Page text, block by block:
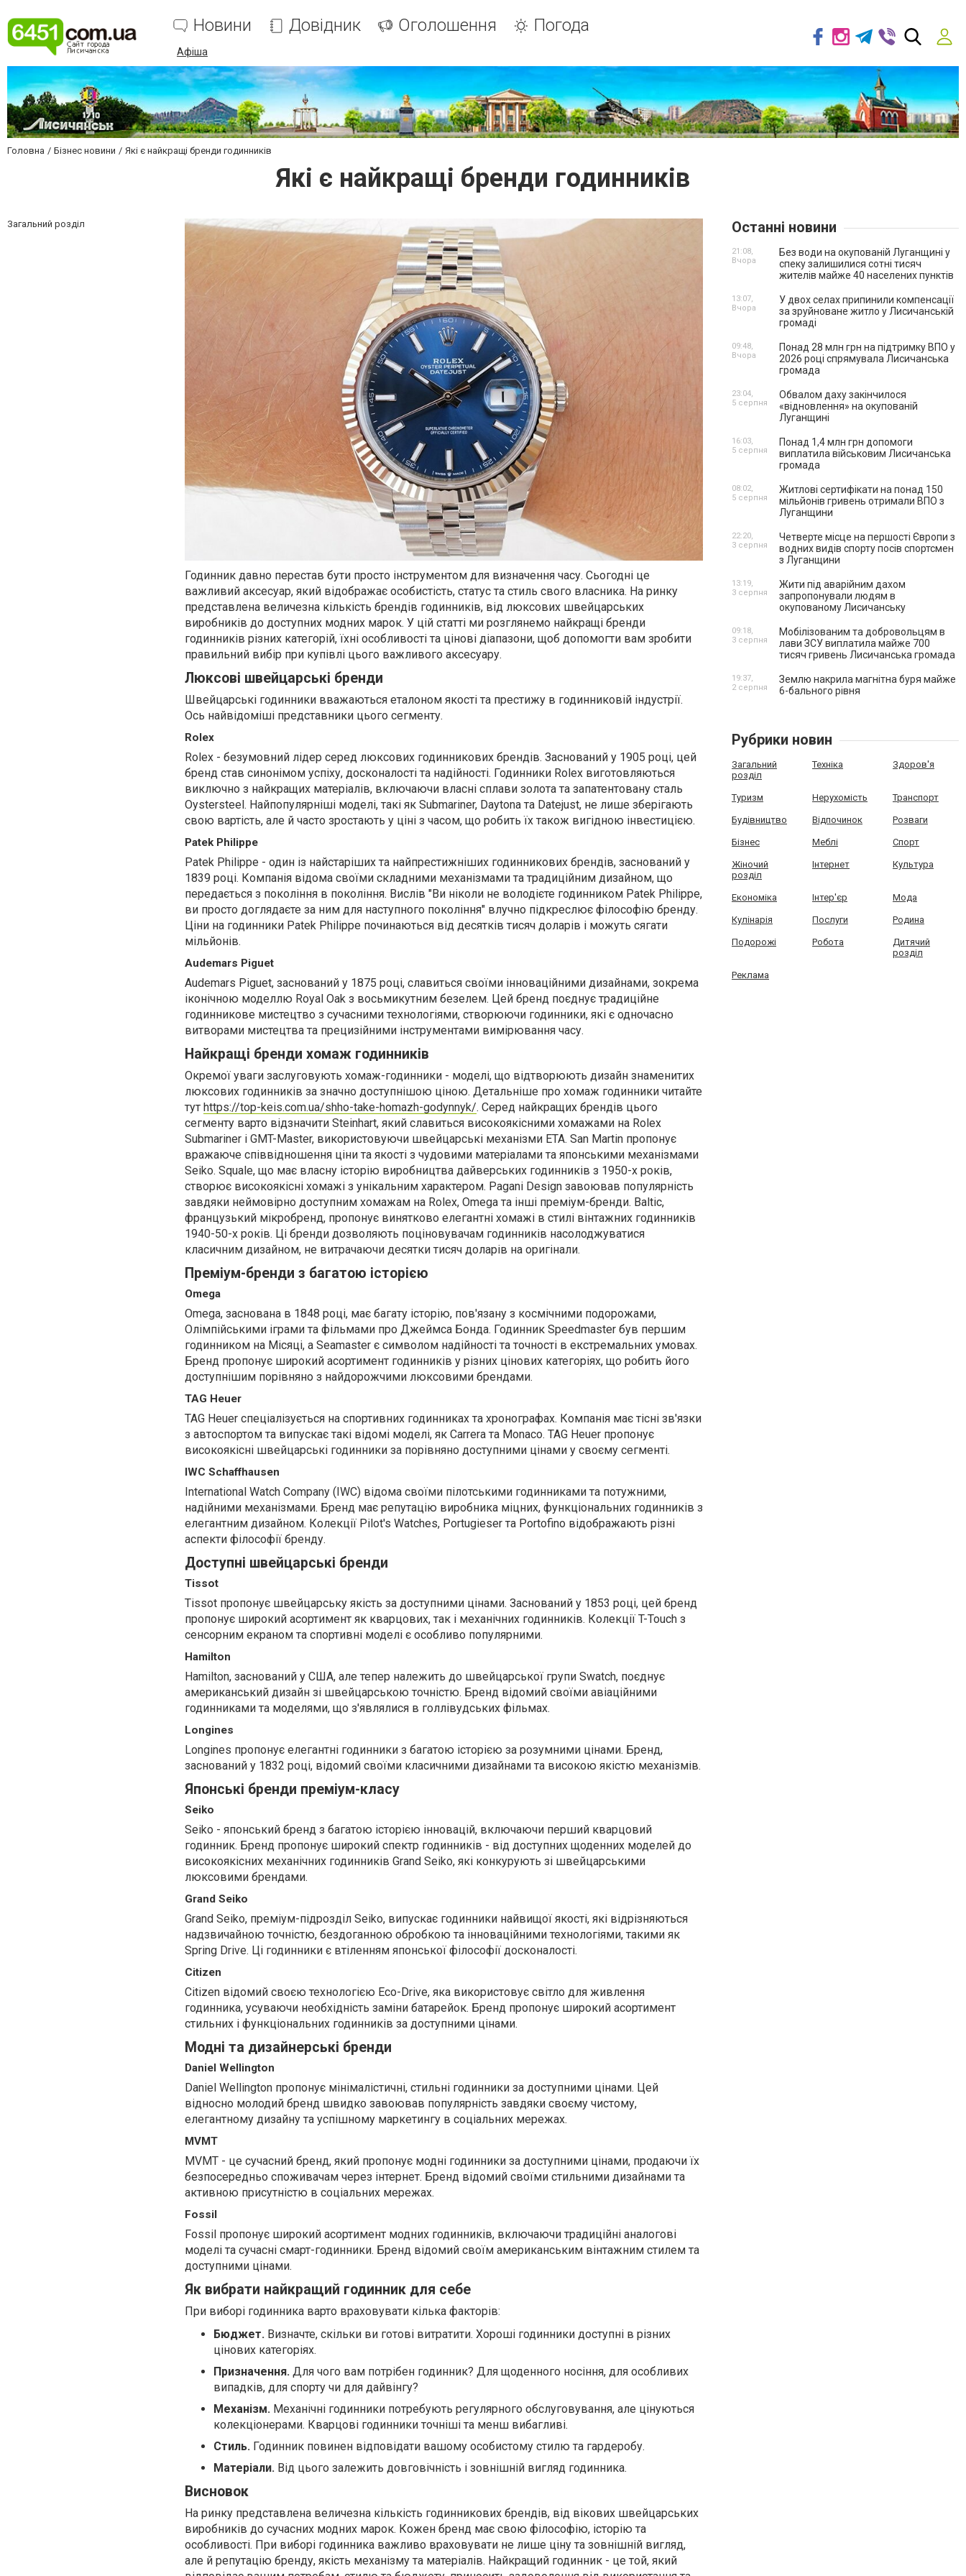
Новини Довідник Оголошення Погода
Афіша
Головна Бізнес новини Які є найкращі бренди годинників
Які є найкращі бренди годинників
Загальний розділ
Годинник давно перестав бути просто інструментом для визначення часу. Сьогодні це
важливий аксесуар, який відображає особистість, статус та стиль свого власника. На ринку
представлена величезна кількість брендів годинників, від люксових швейцарських
виробників до доступних модних марок. У цій статті ми розглянемо найкращі бренди
годинників різних категорій, їхні особливості та цінові діапазони, щоб допомогти вам зробити
правильний вибір при купівлі цього важливого аксесуару.
Люксові швейцарські бренди
Швейцарські годинники вважаються еталоном якості та престижу в годинниковій індустрії.
Ось найвідоміші представники цього сегменту.
Rolex
Rolex - безумовний лідер серед люксових годинникових брендів. Заснований у 1905 році, цей
бренд став синонімом успіху, досконалості та надійності. Годинники Rolex виготовляються
виключно з найкращих матеріалів, включаючи власні сплави золота та запатентовану сталь
Oystersteel. Найпопулярніші моделі, такі як Submariner, Daytona та Datejust, не лише зберігають
свою вартість, але й часто зростають у ціні з часом, що робить їх також вигідною інвестицією.
Patek Philippe
Patek Philippe - один із найстаріших та найпрестижніших годинникових брендів, заснований у
1839 році. Компанія відома своїми складними механізмами та традиційним дизайном, що
передається з покоління в покоління. Вислів "Ви ніколи не володієте годинником Patek Philippe,
ви просто доглядаєте за ним для наступного покоління" влучно підкреслює філософію бренду.
Ціни на годинники Patek Philippe починаються від десятків тисяч доларів і можуть сягати
мільйонів.
Audemars Piguet
Audemars Piguet, заснований у 1875 році, славиться своїми інноваційними дизайнами, зокрема
іконічною моделлю Royal Oak з восьмикутним безелем. Цей бренд поєднує традиційне
годинникове мистецтво з сучасними технологіями, створюючи годинники, які є одночасно
витворами мистецтва та прецизійними інструментами вимірювання часу.
Найкращі бренди хомаж годинників
Окремої уваги заслуговують хомаж-годинники - моделі, що відтворюють дизайн знаменитих
люксових годинників за значно доступнішою ціною. Детальніше про хомаж годинники читайте
тут https://top-keis.com.ua/shho-take-homazh-godynnyk/. Серед найкращих брендів цього
сегменту варто відзначити Steinhart, який славиться високоякісними хомажами на Rolex
Submariner і GMT-Master, використовуючи швейцарські механізми ETA. San Martin пропонує
вражаюче співвідношення ціни та якості з чудовими матеріалами та японськими механізмами
Seiko. Squale, що має власну історію виробництва дайверських годинників з 1950-х років,
створює високоякісні хомажі з унікальним характером. Pagani Design завоював популярність
завдяки неймовірно доступним хомажам на Rolex, Omega та інші преміум-бренди. Baltic,
французький мікробренд, пропонує винятково елегантні хомажі в стилі вінтажних годинників
1940-50-х років. Ці бренди дозволяють поціновувачам годинників насолоджуватися
класичним дизайном, не витрачаючи десятки тисяч доларів на оригінали.
Преміум-бренди з багатою історією
Omega
Omega, заснована в 1848 році, має багату історію, пов'язану з космічними подорожами,
Олімпійськими іграми та фільмами про Джеймса Бонда. Годинник Speedmaster був першим
годинником на Місяці, а Seamaster є символом надійності та точності в екстремальних умовах.
Бренд пропонує широкий асортимент годинників у різних цінових категоріях, що робить його
доступнішим порівняно з найдорожчими люксовими брендами.
TAG Heuer
TAG Heuer спеціалізується на спортивних годинниках та хронографах. Компанія має тісні зв'язки
з автоспортом та випускає такі відомі моделі, як Carrera та Monaco. TAG Heuer пропонує
високоякісні швейцарські годинники за порівняно доступними цінами у своєму сегменті.
IWC Schaffhausen
International Watch Company (IWC) відома своїми пілотськими годинниками та потужними,
надійними механізмами. Бренд має репутацію виробника міцних, функціональних годинників з
елегантним дизайном. Колекції Pilot's Watches, Portugieser та Portofino відображають різні
аспекти філософії бренду.
Доступні швейцарські бренди
Tissot
Tissot пропонує швейцарську якість за доступними цінами. Заснований у 1853 році, цей бренд
пропонує широкий асортимент як кварцових, так і механічних годинників. Колекції T-Touch з
сенсорним екраном та спортивні моделі є особливо популярними.
Hamilton
Hamilton, заснований у США, але тепер належить до швейцарської групи Swatch, поєднує
американський дизайн зі швейцарською точністю. Бренд відомий своїми авіаційними
годинниками та моделями, що з'являлися в голлівудських фільмах.
Longines
Longines пропонує елегантні годинники з багатою історією за розумними цінами. Бренд,
заснований у 1832 році, відомий своїми класичними дизайнами та високою якістю механізмів.
Японські бренди преміум-класу
Seiko
Seiko - японський бренд з багатою історією інновацій, включаючи перший кварцовий
годинник. Бренд пропонує широкий спектр годинників - від доступних щоденних моделей до
високоякісних механічних годинників Grand Seiko, які конкурують зі швейцарськими
люксовими брендами.
Grand Seiko
Grand Seiko, преміум-підрозділ Seiko, випускає годинники найвищої якості, які відрізняються
надзвичайною точністю, бездоганною обробкою та інноваційними технологіями, такими як
Spring Drive. Ці годинники є втіленням японської філософії досконалості.
Citizen
Citizen відомий своєю технологією Eco-Drive, яка використовує світло для живлення
годинника, усуваючи необхідність заміни батарейок. Бренд пропонує широкий асортимент
стильних і функціональних годинників за доступними цінами.
Модні та дизайнерські бренди
Daniel Wellington
Daniel Wellington пропонує мінімалістичні, стильні годинники за доступними цінами. Цей
відносно молодий бренд швидко завоював популярність завдяки своєму чистому,
елегантному дизайну та успішному маркетингу в соціальних мережах.
MVMT
MVMT - це сучасний бренд, який пропонує модні годинники за доступними цінами, продаючи їх
безпосередньо споживачам через інтернет. Бренд відомий своїми стильними дизайнами та
активною присутністю в соціальних мережах.
Fossil
Fossil пропонує широкий асортимент модних годинників, включаючи традиційні аналогові
моделі та сучасні смарт-годинники. Бренд відомий своїм американським вінтажним стилем та
доступними цінами.
Як вибрати найкращий годинник для себе
При виборі годинника варто враховувати кілька факторів:
Бюджет. Визначте, скільки ви готові витратити. Хороші годинники доступні в різних
цінових категоріях.
Призначення. Для чого вам потрібен годинник? Для щоденного носіння, для особливих
випадків, для спорту чи для дайвінгу?
Механізм. Механічні годинники потребують регулярного обслуговування, але цінуються
колекціонерами. Кварцові годинники точніші та менш вибагливі.
Стиль. Годинник повинен відповідати вашому особистому стилю та гардеробу.
Матеріали. Від цього залежить довговічність і зовнішній вигляд годинника.
Висновок
На ринку представлена величезна кількість годинникових брендів, від вікових швейцарських
виробників до сучасних модних марок. Кожен бренд має свою філософію, історію та
особливості. При виборі годинника важливо враховувати не лише ціну та зовнішній вигляд,
але й репутацію бренду, якість механізму та матеріалів. Найкращий годинник - це той, який
Останні новини
Без води на окупованій Луганщині у
спеку залишилися сотні тисяч
жителів майже 40 населених пунктів
21:08,
Вчора
У двох селах припинили компенсації
за зруйноване житло у Лисичанській
громаді
13:07,
Вчора
Понад 28 млн грн на підтримку ВПО у
2026 році спрямувала Лисичанська
громада
09:48,
Вчора
Обвалом даху закінчилося
«відновлення» на окупованій
Луганщині
23:04,
5 серпня
Понад 1,4 млн грн допомоги
виплатила військовим Лисичанська
громада
16:03,
5 серпня
Житлові сертифікати на понад 150
мільйонів гривень отримали ВПО з
Луганщини
08:02,
5 серпня
Четверте місце на першості Європи з
водних видів спорту посів спортсмен
з Луганщини
22:20,
3 серпня
Жити під аварійним дахом
запропонували людям в
окупованому Лисичанську
13:19,
3 серпня
Мобілізованим та добровольцям в
лави ЗСУ виплатила майже 700
тисяч гривень Лисичанська громада
09:18,
3 серпня
Землю накрила магнітна буря майже
6-бального рівня
19:37,
2 серпня
Рубрики новин
Загальний
розділ
Техніка Здоров'я
Туризм Нерухомість Транспорт
Будівництво Відпочинок Розваги
Бізнес Меблі Спорт
Жіночий
розділ
Інтернет Культура
Економіка Інтер'єр Мода
Кулінарія Послуги Родина
Подорожі Робота
Дитячий
розділ
Реклама